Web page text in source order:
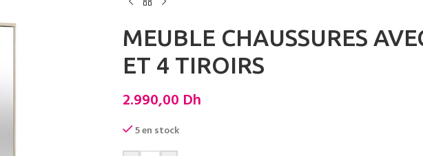
MEUBLE CHAUSSURES
ET 4 TIROIRS
2.990,00 Dh
5 en stock